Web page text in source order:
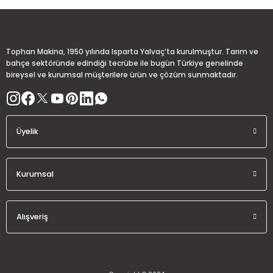
Bu ürüne benzer farklı alternatifler olmalı.
Tophan Makina, 1950 yılında Isparta Yalvaç’ta kurulmuştur. Tarım ve
bahçe sektöründe edindiği tecrübe ile bugün Türkiye genelinde
bireysel ve kurumsal müşterilere ürün ve çözüm sunmaktadır.
Üyelik
Kurumsal
Alışveriş